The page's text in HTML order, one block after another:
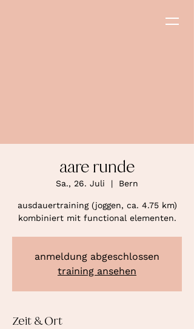
aare runde
Sa., 26. Juli
  |
Bern
ausdauertraining (joggen, ca. 4.75 km)
kombiniert mit functional elementen.
anmeldung abgeschlossen
training ansehen
Zeit & Ort